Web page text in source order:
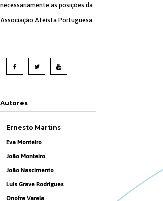
necessariamente as posições da
Associação Ateísta Portuguesa.
Autores
Ernesto Martins
Eva Monteiro
João Monteiro
João Nascimento
Luís Grave Rodrigues
Onofre Varela